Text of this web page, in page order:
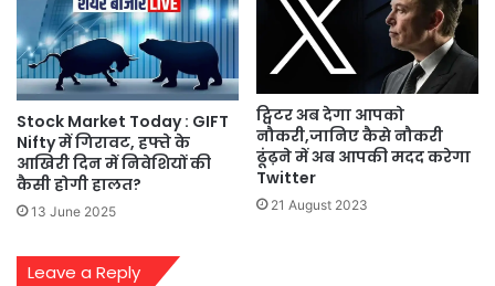
Stock Market Today : GIFT
Nifty में गिरावट, हफ्ते के
आखिरी दिन में निवेशियों की
कैसी होगी हालत?
13 June 2025
ट्विटर अब देगा आपको
नौकरी,जानिए कैसे नौकरी
ढूंढ़ने में अब आपकी मदद करेगा
Twitter
21 August 2023
Leave a Reply